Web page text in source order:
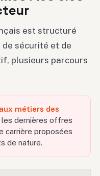
est structuré
sécurité et de
plusieurs parcours
métiers des
dernières offres
carrière proposées
de nature.